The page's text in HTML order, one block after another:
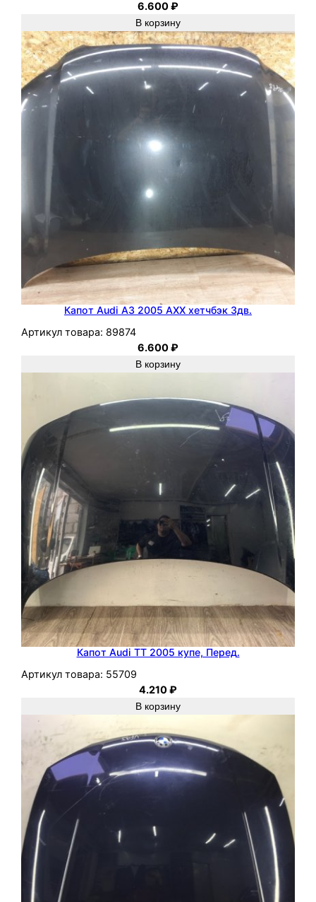
6.600₽
В корзину
Капот Audi A3 2005 AXX хетчбэк 3дв.
Артикул товара: 89874
6.600₽
В корзину
Капот Audi TT 2005 купе, Перед.
Артикул товара: 55709
4.210₽
В корзину